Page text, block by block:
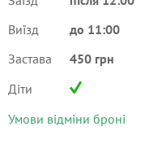
Виїзд
до 11:00
Застава
450 грн
Діти
Умови відміни броні